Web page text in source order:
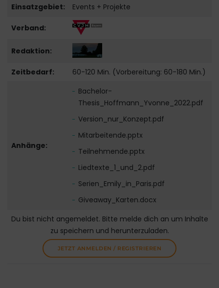
Einsatzgebiet:
Events + Projekte
Verband:
Redaktion:
Zeitbedarf: 60-120 Min. (Vorbereitung: 60-180 Min.)
Anhänge:
Bachelor-
Thesis_Hoffmann_Yvonne_2022.pdf
Version_nur_Konzept.pdf
Mitarbeitende.pptx
Teilnehmende.pptx
Liedtexte_1_und_2.pdf
Serien_Emily_in_Paris.pdf
Giveaway_Karten.docx
Du bist nicht angemeldet. Bitte melde dich an um Inhalte
zu speichern und herunterzuladen.
JETZT ANMELDEN / REGISTRIEREN